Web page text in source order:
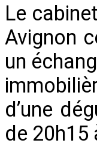
Le
Avignon
un
d’une
de 20h15